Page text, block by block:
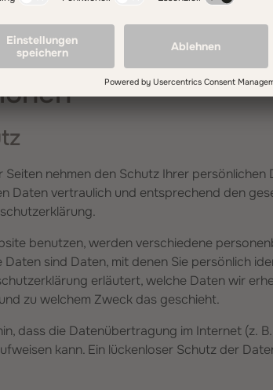
Hinweise
Seiten nehmen den Schutz Ihrer persönlichen
Daten vertraulich und entsprechend den
benutzen, werden verschiedene
sind Daten, mit denen Sie persönlich
erläutert, welche Daten wir
zu welchem Zweck das geschieht.
dass die Datenübertragung im Internet (z.
kann. Ein lückenloser Schutz der